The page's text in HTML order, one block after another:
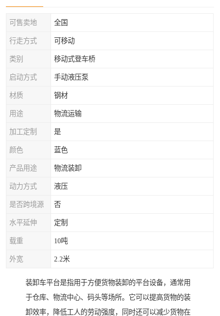
可售卖地 全国
行走方式 可移动
类别 移动式登车桥
启动方式 手动液压泵
材质 钢材
用途 物流运输
加工定制 是
颜色 蓝色
产品用途 物流装卸
动力方式 液压
是否跨境源 否
水平延伸 定制
载重 10吨
外宽 2.2米
装卸车平台是指用于方便货物装卸的平台设备，通常用
于仓库、物流中心、码头等场所。它可以提高货物的装
卸效率，降低工人的劳动强度，同时还可以减少货物在